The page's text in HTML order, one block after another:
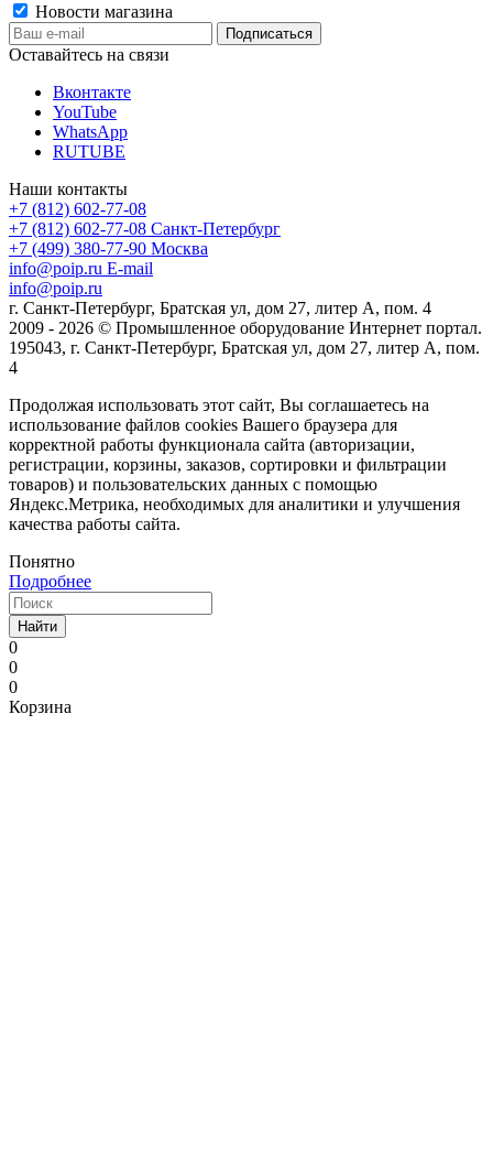
Новости магазина
Оставайтесь на связи
Вконтакте
YouTube
WhatsApp
RUTUBE
Наши контакты
+7 (812) 602-77-08
+7 (812) 602-77-08 Санкт-Петербург
+7 (499) 380-77-90 Москва
info@poip.ru E-mail
info@poip.ru
г. Санкт-Петербург, Братская ул, дом 27, литер А, пом. 4
2009 - 2026 © Промышленное оборудование Интернет портал.
195043, г. Санкт-Петербург, Братская ул, дом 27, литер А, пом.
4
Продолжая использовать этот сайт, Вы соглашаетесь на
использование файлов cookies Вашего браузера для
корректной работы функционала сайта (авторизации,
регистрации, корзины, заказов, сортировки и фильтрации
товаров) и пользовательских данных с помощью
Яндекс.Метрика, необходимых для аналитики и улучшения
качества работы сайта.
Понятно
Подробнее
Найти
0
0
0
Корзина